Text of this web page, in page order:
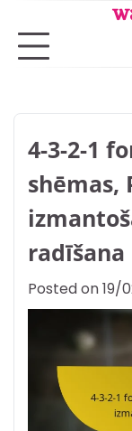
content
4-3-2-1
shēmas,
radīšana
Posted on19/